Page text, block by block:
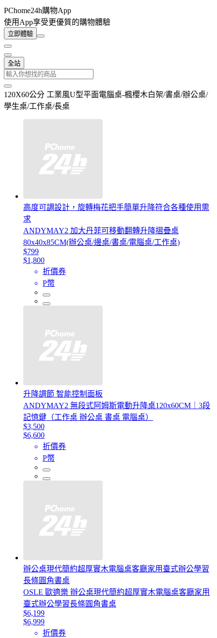
PChome24h購物App
使用App享受更優質的購物體驗
立即體驗
全站
120X60公分 工業風U型平面電腦桌-楓櫻木白架/書桌/辦公桌/
學生桌/工作桌/長桌
高度可調設計，旋轉梅花把手簡單升降符合各種使用需
求
ANDYMAY2 加大丹菲可移動翻轉升降摺疊桌
80x40x85CM(辦公桌/邊桌/書桌/電腦桌/工作桌)
$799
$1,800
折價券
P幣
升降調節 智能控制面板
ANDYMAY2 無段式阿姆斯電動升降桌120x60CM｜3段
記憶鍵（工作桌 辦公桌 書桌 電腦桌）
$3,500
$6,600
折價券
P幣
辦公桌現代簡約超厚實木電腦桌客廳家用臺式辦公學習
長條圓角書桌
OSLE 歐適樂 辦公桌現代簡約超厚實木電腦桌客廳家用
臺式辦公學習長條圓角書桌
$6,199
$6,999
折價券